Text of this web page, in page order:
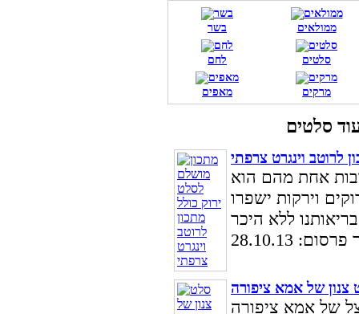
בשר ממולאים
לחם סלטים
מאפים מרקים
לרוטב וינגרט צרפתי
אחת מהם הוא
וירקות ישפרו
28.10.13
צנון של אמא ציפורה